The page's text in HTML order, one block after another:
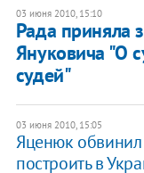
03 июня 2010, 15:10
Рада приняла
Януковича "О
судей"
03 июня 2010, 15:05
Яценюк
построить в